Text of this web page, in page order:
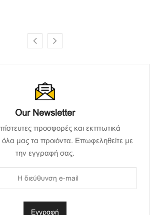
Our Newsletter
προσφορές και εκπτωτικά
όλα μας τα προιόντα. Επωφεληθείτε με
την εγγραφή σας.